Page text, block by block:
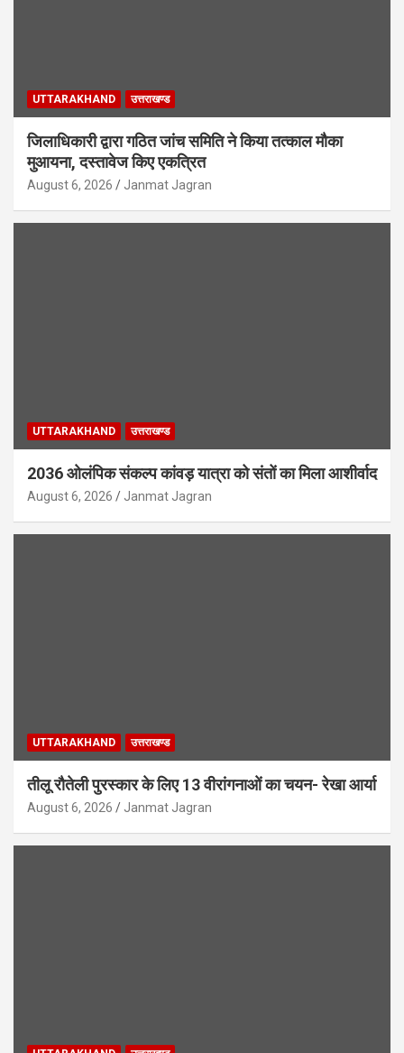
UTTARAKHAND उत्तराखण्ड
जिलाधिकारी द्वारा गठित जांच समिति ने किया तत्काल मौका
मुआयना, दस्तावेज किए एकत्रित
August 6, 2026 Janmat Jagran
UTTARAKHAND उत्तराखण्ड
2036 ओलंपिक संकल्प कांवड़ यात्रा को संतों का मिला आशीर्वाद
August 6, 2026 Janmat Jagran
UTTARAKHAND उत्तराखण्ड
तीलू रौतेली पुरस्कार के लिए 13 वीरांगनाओं का चयन- रेखा आर्या
August 6, 2026 Janmat Jagran